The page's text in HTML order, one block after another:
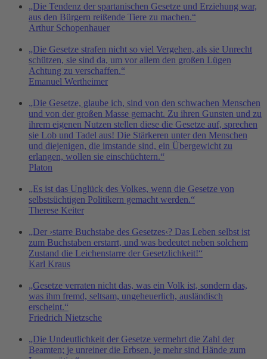
„Die Tendenz der spartanischen Gesetze und Erziehung war,
aus den Bürgern reißende Tiere zu machen.“
Arthur Schopenhauer
„Die Gesetze strafen nicht so viel Vergehen, als sie Unrecht
schützen, sie sind da, um vor allem den großen Lügen
Achtung zu verschaffen.“
Emanuel Wertheimer
„Die Gesetze, glaube ich, sind von den schwachen Menschen
und von der großen Masse gemacht. Zu ihren Gunsten und zu
ihrem eigenen Nutzen stellen diese die Gesetze auf, sprechen
sie Lob und Tadel aus! Die Stärkeren unter den Menschen
und diejenigen, die imstande sind, ein Übergewicht zu
erlangen, wollen sie einschüchtern.“
Platon
„Es ist das Unglück des Volkes, wenn die Gesetze von
selbstsüchtigen Politikern gemacht werden.“
Therese Keiter
„Der ›starre Buchstabe des Gesetzes‹? Das Leben selbst ist
zum Buchstaben erstarrt, und was bedeutet neben solchem
Zustand die Leichenstarre der Gesetzlichkeit!“
Karl Kraus
„Gesetze verraten nicht das, was ein Volk ist, sondern das,
was ihm fremd, seltsam, ungeheuerlich, ausländisch
erscheint.“
Friedrich Nietzsche
„Die Undeutlichkeit der Gesetze vermehrt die Zahl der
Beamten; je unreiner die Erbsen, je mehr sind Hände zum